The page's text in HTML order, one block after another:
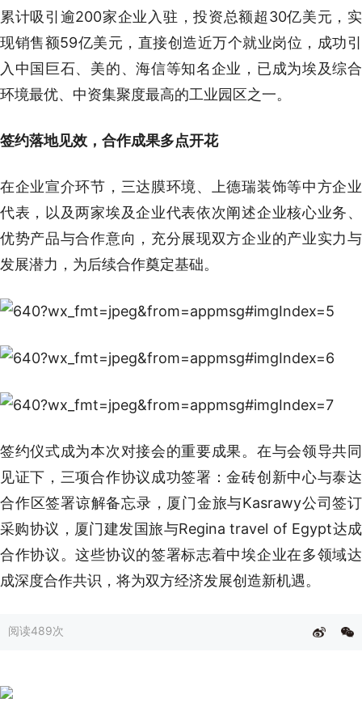
累计吸引逾200家企业入驻，投资总额超30亿美元，实
现销售额59亿美元，直接创造近万个就业岗位，成功引
入中国巨石、美的、海信等知名企业，已成为埃及综合
环境最优、中资集聚度最高的工业园区之一。
签约落地见效，合作成果多点开花
在企业宣介环节，三达膜环境、上德瑞装饰等中方企业
代表，以及两家埃及企业代表依次阐述企业核心业务、
优势产品与合作意向，充分展现双方企业的产业实力与
发展潜力，为后续合作奠定基础。
签约仪式成为本次对接会的重要成果。在与会领导共同
见证下，三项合作协议成功签署：金砖创新中心与泰达
合作区签署谅解备忘录，厦门金旅与Kasrawy公司签订
采购协议，厦门建发国旅与Regina travel of Egypt达成
合作协议。这些协议的签署标志着中埃企业在多领域达
成深度合作共识，将为双方经济发展创造新机遇。
阅读489次